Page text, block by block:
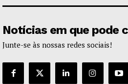
Notícias em que pode
Junte-se às nossas redes sociais!